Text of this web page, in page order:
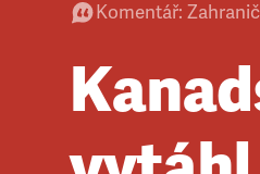
Komentář: